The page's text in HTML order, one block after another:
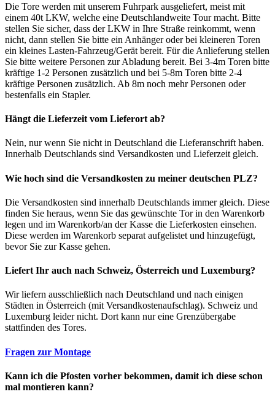
Die Tore werden mit unserem Fuhrpark ausgeliefert, meist mit
einem 40t LKW, welche eine Deutschlandweite Tour macht. Bitte
stellen Sie sicher, dass der LKW in Ihre Straße reinkommt, wenn
nicht, dann stellen Sie bitte ein Anhänger oder bei kleineren Toren
ein kleines Lasten-Fahrzeug/Gerät bereit. Für die Anlieferung stellen
Sie bitte weitere Personen zur Abladung bereit. Bei 3-4m Toren bitte
kräftige 1-2 Personen zusätzlich und bei 5-8m Toren bitte 2-4
kräftige Personen zusätzlich. Ab 8m noch mehr Personen oder
bestenfalls ein Stapler.
Hängt die Lieferzeit vom Lieferort ab?
Nein, nur wenn Sie nicht in Deutschland die Lieferanschrift haben.
Innerhalb Deutschlands sind Versandkosten und Lieferzeit gleich.
Wie hoch sind die Versandkosten zu meiner deutschen PLZ?
Die Versandkosten sind innerhalb Deutschlands immer gleich. Diese
finden Sie heraus, wenn Sie das gewünschte Tor in den Warenkorb
legen und im Warenkorb/an der Kasse die Lieferkosten einsehen.
Diese werden im Warenkorb separat aufgelistet und hinzugefügt,
bevor Sie zur Kasse gehen.
Liefert Ihr auch nach Schweiz, Österreich und Luxemburg?
Wir liefern ausschließlich nach Deutschland und nach einigen
Städten in Österreich (mit Versandkostenaufschlag). Schweiz und
Luxemburg leider nicht. Dort kann nur eine Grenzübergabe
stattfinden des Tores.
Fragen zur Montage
Kann ich die Pfosten vorher bekommen, damit ich diese schon
mal montieren kann?